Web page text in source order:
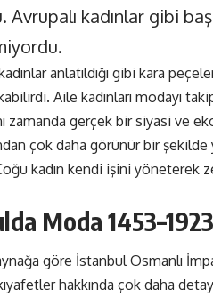
Avrupalı kadınlar gibi
anlatıldığı gibi kara
Aile kadınları modayı
zamanda gerçek bir siyasi ve
çok daha görünür bir
Çoğu kadın kendi işini yöneterek
Moda 1453–1923
göre İstanbul Osmanlı
hakkında çok daha